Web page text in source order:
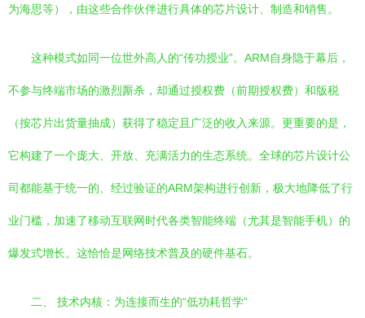
为海思等），由这些合作伙伴进行具体的芯片设计、制造和销售。
这种模式如同一位世外高人的“传功授业”。ARM自身隐于幕后，
不参与终端市场的激烈厮杀，却通过授权费（前期授权费）和版税
（按芯片出货量抽成）获得了稳定且广泛的收入来源。更重要的是，
它构建了一个庞大、开放、充满活力的生态系统。全球的芯片设计公
司都能基于统一的、经过验证的ARM架构进行创新，极大地降低了行
业门槛，加速了移动互联网时代各类智能终端（尤其是智能手机）的
爆发式增长。这恰恰是网络技术普及的硬件基石。
二、 技术内核：为连接而生的“低功耗哲学”